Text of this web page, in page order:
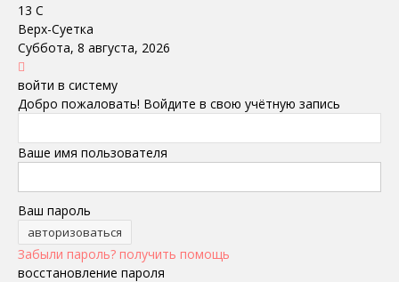
13 C
Верх-Суетка
Суббота, 8 августа, 2026
войти в систему
Добро пожаловать! Войдите в свою учётную запись
Ваше имя пользователя
Ваш пароль
Забыли пароль? получить помощь
восстановление пароля